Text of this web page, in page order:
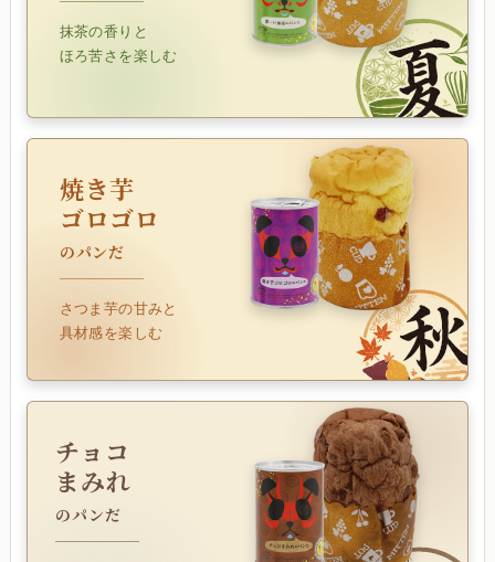
抹茶の香りと
ほろ苦さを楽しむ
焼き芋
ゴロゴロ
のパンだ
さつま芋の甘みと
具材感を楽しむ
チョコ
まみれ
のパンだ